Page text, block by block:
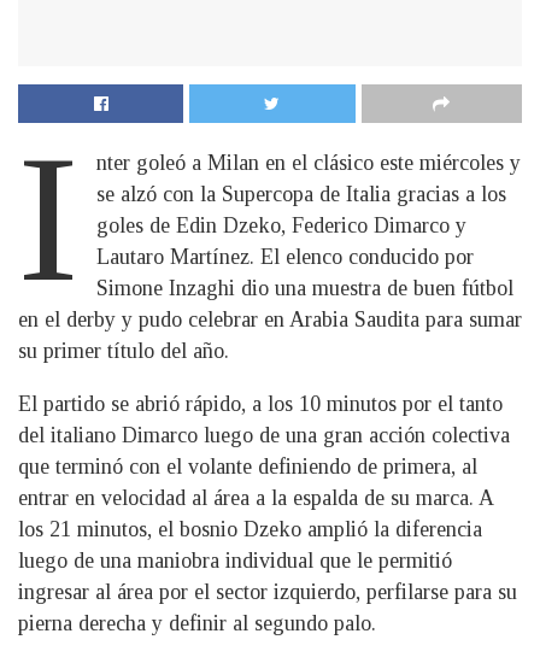
I
nter goleó a Milan en el clásico este miércoles y
se alzó con la Supercopa de Italia gracias a los
goles de Edin Dzeko, Federico Dimarco y
Lautaro Martínez. El elenco conducido por
Simone Inzaghi dio una muestra de buen fútbol
en el derby y pudo celebrar en Arabia Saudita para sumar
su primer título del año.
El partido se abrió rápido, a los 10 minutos por el tanto
del italiano Dimarco luego de una gran acción colectiva
que terminó con el volante definiendo de primera, al
entrar en velocidad al área a la espalda de su marca. A
los 21 minutos, el bosnio Dzeko amplió la diferencia
luego de una maniobra individual que le permitió
ingresar al área por el sector izquierdo, perfilarse para su
pierna derecha y definir al segundo palo.